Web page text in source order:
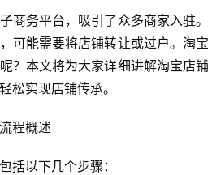
商务平台，吸引了众多商家入驻。
可能需要将店铺转让或过户。淘宝
？本文将为大家详细讲解淘宝店铺
松实现店铺传承。
程概述
括以下几个步骤：